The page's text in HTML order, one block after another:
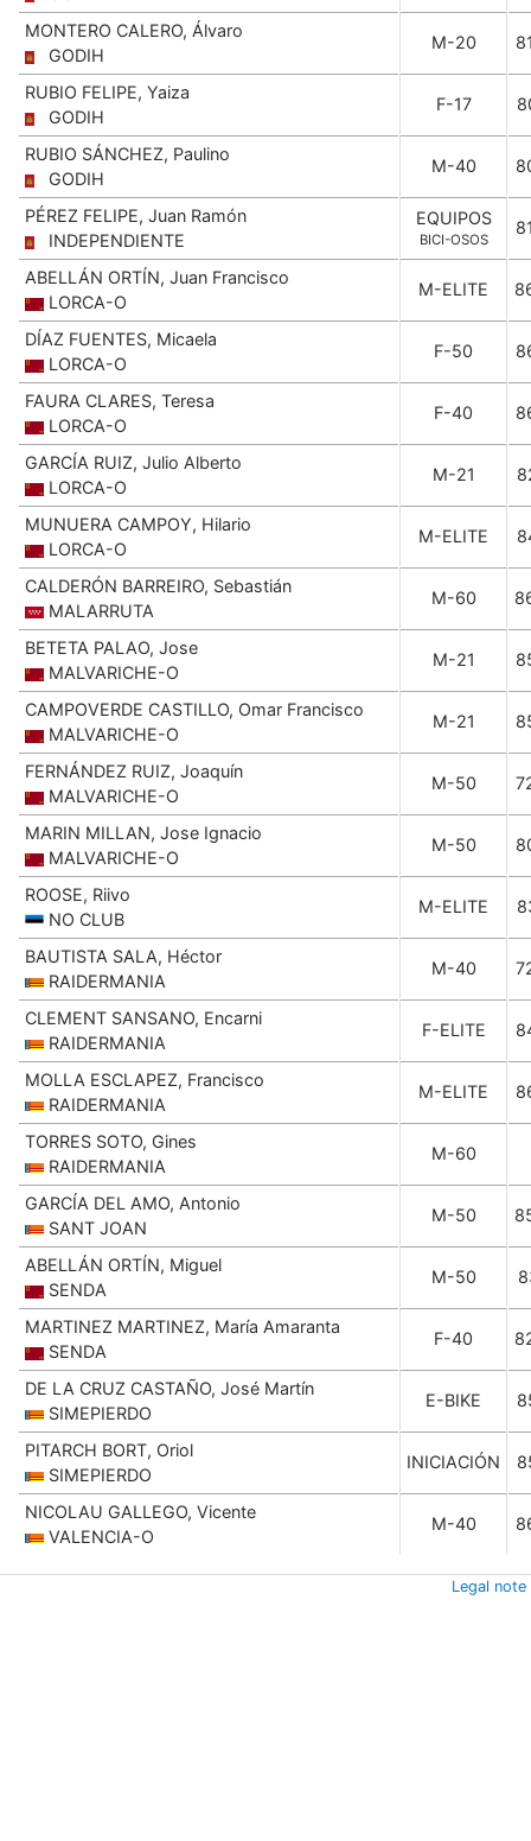
MONTERO CALERO, Álvaro
GODIH
M-20
RUBIO FELIPE, Yaiza
GODIH
F-17
RUBIO SÁNCHEZ, Paulino
GODIH
M-40
PÉREZ FELIPE, Juan Ramón
INDEPENDIENTE
EQUIPOS
BICI-OSOS
ABELLÁN ORTÍN, Juan Francisco
LORCA-O
M-ELITE
DÍAZ FUENTES, Micaela
LORCA-O
F-50
FAURA CLARES, Teresa
LORCA-O
F-40
GARCÍA RUIZ, Julio Alberto
LORCA-O
M-21
MUNUERA CAMPOY, Hilario
LORCA-O
M-ELITE
CALDERÓN BARREIRO, Sebastián
MALARRUTA
M-60
BETETA PALAO, Jose
MALVARICHE-O
M-21
CAMPOVERDE CASTILLO, Omar Francisco
MALVARICHE-O
M-21
FERNÁNDEZ RUIZ, Joaquín
MALVARICHE-O
M-50
MARIN MILLAN, Jose Ignacio
MALVARICHE-O
M-50
ROOSE, Riivo
NO CLUB
M-ELITE
BAUTISTA SALA, Héctor
RAIDERMANIA
M-40
CLEMENT SANSANO, Encarni
RAIDERMANIA
F-ELITE
MOLLA ESCLAPEZ, Francisco
RAIDERMANIA
M-ELITE
TORRES SOTO, Gines
RAIDERMANIA
M-60
GARCÍA DEL AMO, Antonio
SANT JOAN
M-50
ABELLÁN ORTÍN, Miguel
SENDA
M-50
MARTINEZ MARTINEZ, María Amaranta
SENDA
F-40
DE LA CRUZ CASTAÑO, José Martín
SIMEPIERDO
E-BIKE
PITARCH BORT, Oriol
SIMEPIERDO
INICIACIÓN
NICOLAU GALLEGO, Vicente
VALENCIA-O
M-40
Legal note